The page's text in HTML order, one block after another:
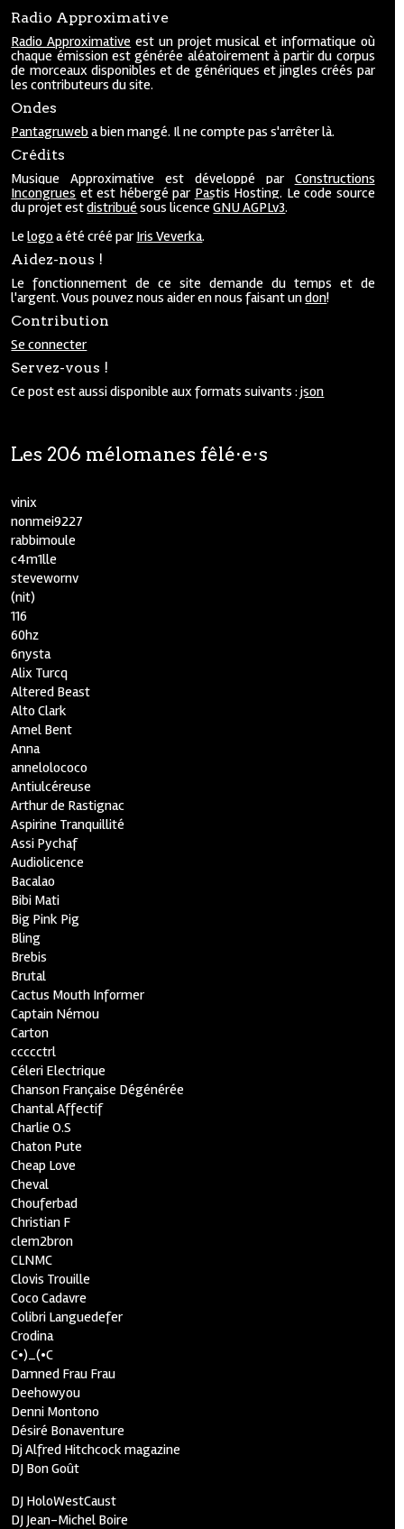
Radio Approximative
Radio Approximative est un projet musical et informatique où
chaque émission est générée aléatoirement à partir du corpus
de morceaux disponibles et de génériques et jingles créés par
les contributeurs du site.
Ondes
Pantagruweba bien mangé. Il ne compte pas s'arrêter là.
Crédits
Musique Approximative est développé par Constructions
Incongrues et est hébergé par Pastis Hosting. Le code source
du projet estdistribué sous licenceGNU AGPLv3.
Lelogoa été créé par Iris Veverka.
Aidez-nous !
Le fonctionnement de ce site demande du temps et de
l'argent. Vous pouvez nous aider en nous faisant undon!
Contribution
Se connecter
Servez-vous !
Ce post est aussi disponible aux formats suivants :json
Les 206 mélomanes fêlé⋅e⋅s
vinix
nonmei9227
rabbimoule
c4m1lle
stevewornv
(nit)
116
60hz
6nysta
Alix Turcq
Altered Beast
Alto Clark
Amel Bent
Anna
annelolococo
Antiulcéreuse
Arthur de Rastignac
Aspirine Tranquillité
Assi Pychaf
Audiolicence
Bacalao
Bibi Mati
Big Pink Pig
Bling
Brebis
Brutal
Cactus Mouth Informer
Captain Némou
Carton
ccccctrl
Céleri Electrique
Chanson Française Dégénérée
Chantal Affectif
Charlie O.S
Chaton Pute
Cheap Love
Cheval
Chouferbad
Christian F
clem2bron
CLNMC
Clovis Trouille
Coco Cadavre
Colibri Languedefer
Crodina
C•)_(•C
Damned Frau Frau
Deehowyou
Denni Montono
Désiré Bonaventure
Dj Alfred Hitchcock magazine
DJ Bon Goût
DJ HoloWestCaust
DJ Jean-Michel Boire